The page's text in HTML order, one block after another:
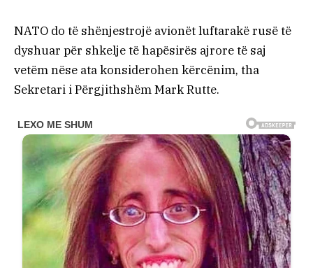
NATO do të shënjestrojë avionët luftarakë rusë të
dyshuar për shkelje të hapësirës ajrore të saj
vetëm nëse ata konsiderohen kërcënim, tha
Sekretari i Përgjithshëm Mark Rutte.